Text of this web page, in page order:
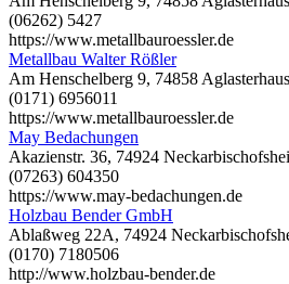
(06262) 5427
https://www.metallbauroessler.de
Metallbau Walter Rößler
Am Henschelberg 9, 74858
(0171) 6956011
https://www.metallbauroessler.de
May Bedachungen
Akazienstr. 36, 74924
(07263) 604350
https://www.may-bedachungen.de
Holzbau Bender GmbH
Ablaßweg 22A, 74924
(0170) 7180506
http://www.holzbau-bender.de